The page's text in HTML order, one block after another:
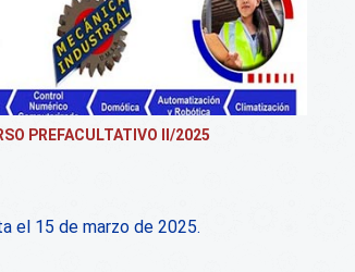
PREFACULTATIVO II/2025
el 15 de marzo de 2025.